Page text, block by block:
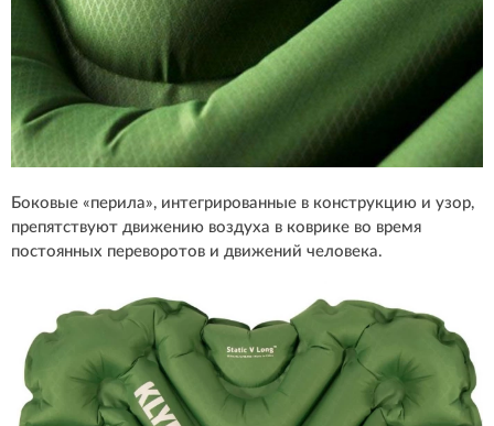
Боковые «перила», интегрированные в конструкцию и узор,
препятствуют движению воздуха в коврике во время
постоянных переворотов и движений человека.